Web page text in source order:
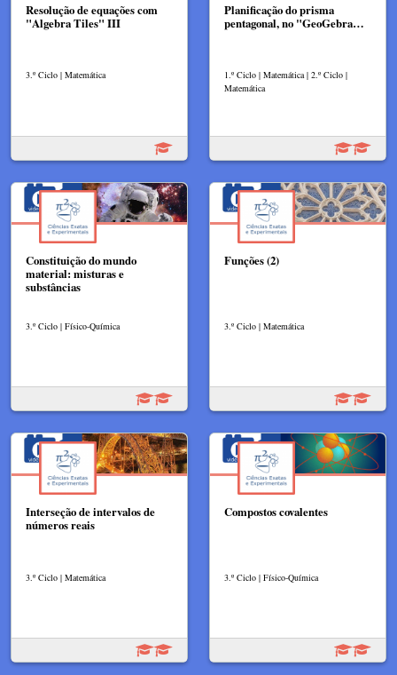
Resolução de equações com
"Algebra Tiles" III
3.º Ciclo | Matemática
Planificação do prisma
pentagonal, no "GeoGebra…
1.º Ciclo | Matemática | 2.º Ciclo |
Matemática
Constituição do mundo
material: misturas e
substâncias
3.º Ciclo | Físico-Química
Funções (2)
3.º Ciclo | Matemática
Interseção de intervalos de
números reais
3.º Ciclo | Matemática
Compostos covalentes
3.º Ciclo | Físico-Química